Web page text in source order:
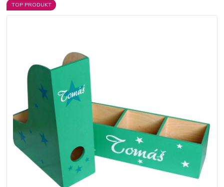
TOP PRODUKT